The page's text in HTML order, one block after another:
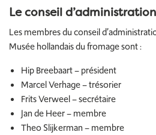
Le conseil d’administration
Les membres du conseil
Musée hollandais du fromage sont :
Hip Breebaart – président
Marcel Verhage – trésorier
Frits Verweel – secrétaire
Jan de Heer – membre
Theo Slijkerman – membre